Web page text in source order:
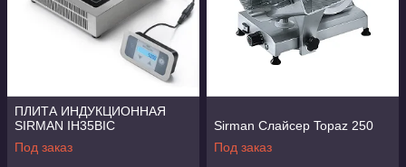
ПЛИТА ИНДУКЦИОННАЯ
SIRMAN IH35BIC
Под заказ
Sirman Слайсер Topaz 250
Под заказ